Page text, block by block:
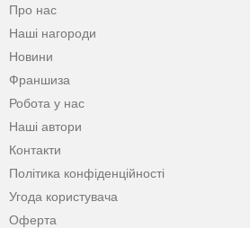
Про нас
Наші нагороди
Новини
Франшиза
Робота у нас
Наші автори
Контакти
Політика конфіденційності
Угода користувача
Оферта